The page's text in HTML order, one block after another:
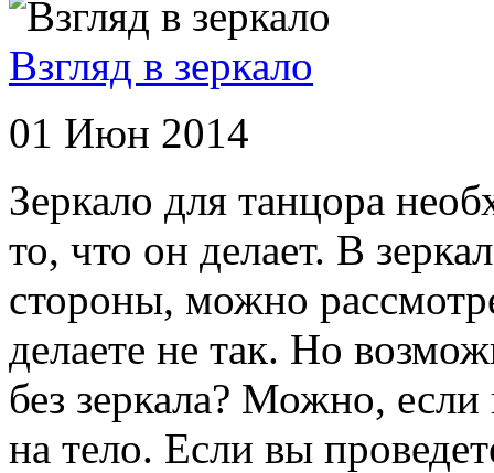
Взгляд в зеркало
01 Июн 2014
Зеркало для танцора
то, что он делает. В
стороны, можно
делаете не так. Но
без зеркала? Можно,
на тело. Если вы